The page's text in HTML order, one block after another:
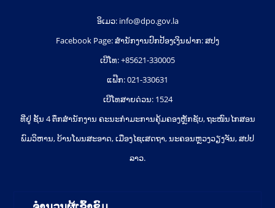
ອິເມວ: info@dpo.gov.la
Facebook Page: ສໍານັກງານປົກປ້ອງເງິນຝາກ: ສປງ
ເບີໂທ: +85621-330005
ແຟ໊ກ: 021-330631
ເບີໂທສາຍດ່ວນ: 1524
ທີ່ຢູ່ ຊັ້ນ 4 ຕຶກສຳນັກງານ ຄະນະກຳມະການຄຸ້ມຄອງຫຼັກຊັບ, ຖະໜົນໄກສອນ
ພົມວິຫານ, ບ້ານໂພນສະອາດ, ເມືອງໄຊເສດຖາ, ນະຄອນຫຼວງວຽງຈັນ, ສປປ
ລາວ.